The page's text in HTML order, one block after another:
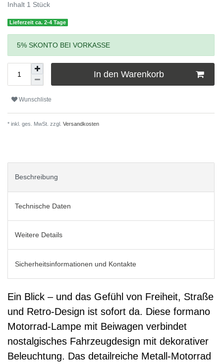
Inhalt 1 Stück
Lieferzeit ca. 2-4 Tage
5% SKONTO BEI VORKASSE
In den Warenkorb
Wunschliste
* inkl. ges. MwSt. zzgl. Versandkosten
Beschreibung
Technische Daten
Weitere Details
Sicherheitsinformationen und Kontakte
Ein Blick – und das Gefühl von Freiheit, Straße
und Retro-Design ist sofort da. Diese formano
Motorrad-Lampe mit Beiwagen verbindet
nostalgisches Fahrzeugdesign mit dekorativer
Beleuchtung. Das detailreiche Metall-Motorrad